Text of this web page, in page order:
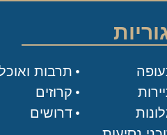
תרבות ואוכל
קרוזים
דרושים